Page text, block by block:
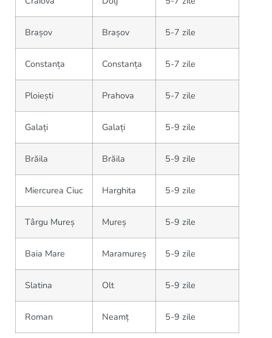
Brașov Brașov 5-7 zile
Constanța Constanța 5-7 zile
Ploiești Prahova 5-7 zile
Galați Galați 5-9 zile
Brăila Brăila 5-9 zile
Miercurea Ciuc Harghita 5-9 zile
Târgu Mureș Mureș 5-9 zile
Baia Mare Maramureș 5-9 zile
Slatina Olt 5-9 zile
Roman Neamț 5-9 zile